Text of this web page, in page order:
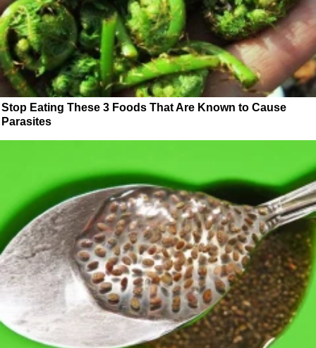
Stop Eating These 3 Foods That Are Known to Cause
Parasites